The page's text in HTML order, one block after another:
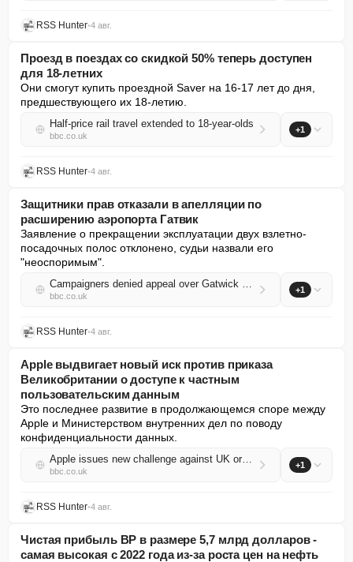
RSS Hunter•4 авг.
Проезд в поездах со скидкой 50% теперь доступен
для 18-летних
Они смогут купить проездной Saver на 16-17 лет до дня,
предшествующего их 18-летию.
Half-price rail travel extended to 18-year-olds
bbc.co.uk
+1
RSS Hunter•4 авг.
Защитники прав отказали в апелляции по
расширению аэропорта Гатвик
Заявление о прекращении эксплуатации двух взлетно-
посадочных полос отклонено, судьи назвали его
"неоспоримым".
Campaigners denied appeal over Gatwick expansion
bbc.co.uk
+1
RSS Hunter•4 авг.
Apple выдвигает новый иск против приказа
Великобритании о доступе к частным
пользовательским данным
Это последнее развитие в продолжающемся споре между
Apple и Министерством внутренних дел по поводу
конфиденциальности данных.
Apple issues new challenge against UK order for access to private user data
bbc.co.uk
+1
RSS Hunter•4 авг.
Чистая прибыль BP в размере 5,7 млрд долларов -
самая высокая с 2022 года из-за роста цен на нефть